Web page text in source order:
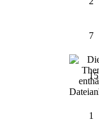
7
15
1